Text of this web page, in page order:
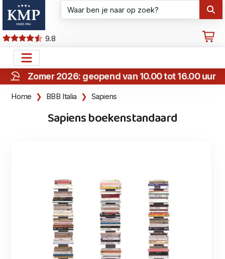
9.8
Zomer 2026: geopend van 10.00 tot 16.00 uur
Sapiens boekenstandaard
Home BBB Italia Sapiens
Sapiens boekenstandaard